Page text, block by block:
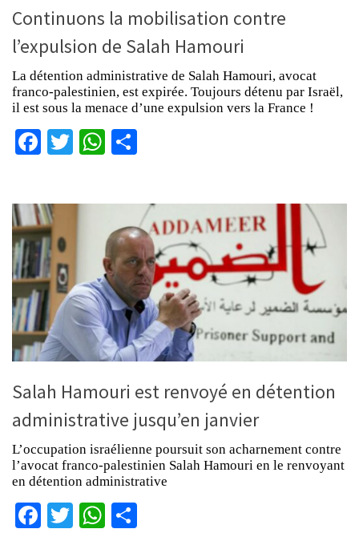
Continuons la mobilisation contre
l’expulsion de Salah Hamouri
La détention administrative de Salah Hamouri, avocat
franco-palestinien, est expirée. Toujours détenu par Israël,
il est sous la menace d’une expulsion vers la France !
Facebook
TwitterWhatsApp
Salah Hamouri est renvoyé en détention
administrative jusqu’en janvier
L’occupation israélienne poursuit son acharnement contre
l’avocat franco-palestinien Salah Hamouri en le renvoyant
en détention administrative
Facebook
TwitterWhatsApp